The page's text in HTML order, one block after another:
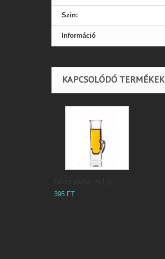
Szín:
Információ
KAPCSOLÓDÓ TERMÉKEK
395 FT